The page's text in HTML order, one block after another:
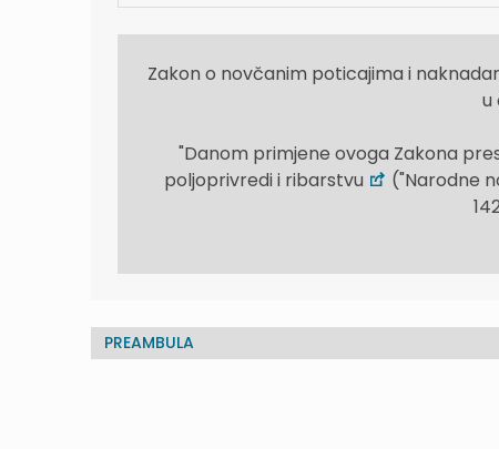
Zakon o novčanim poticajima i
u
"Danom primjene ovoga Zakona
poljoprivredi i ribarstvu
("Narodne
PREAMBULA